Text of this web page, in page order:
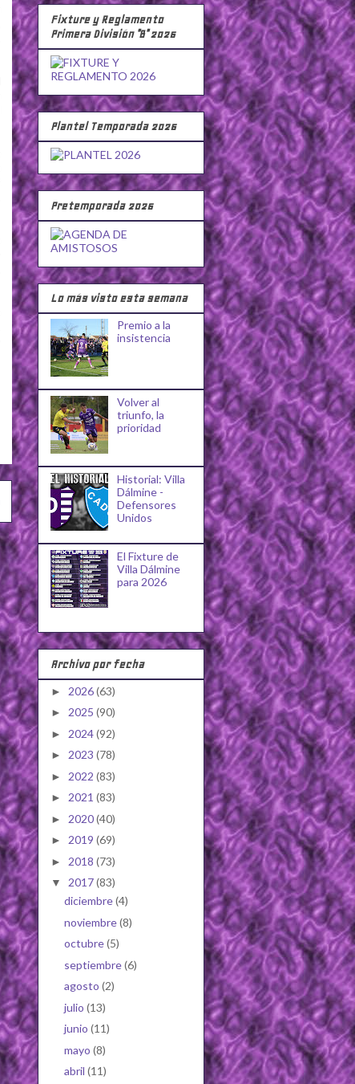
Fixture y Reglamento
Primera División "B" 2026
Plantel Temporada 2026
Pretemporada 2026
Lo más visto esta semana
Premio a la
insistencia
Volver al
triunfo, la
prioridad
Historial: Villa
Dálmine -
Defensores
Unidos
El Fixture de
Villa Dálmine
para 2026
Archivo por fecha
► 2026(63)
► 2025 (90)
► 2024(92)
► 2023 (78)
► 2022 (83)
► 2021 (83)
► 2020(40)
► 2019 (69)
► 2018 (73)
▼ 2017(83)
diciembre(4)
noviembre(8)
octubre(5)
septiembre(6)
agosto (2)
julio (13)
junio (11)
mayo (8)
abril (11)